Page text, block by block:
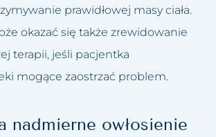
prawidłowej masy ciała.
okazać się także zrewidowanie
terapii, jeśli pacjentka
mogące zaostrzać problem.
nadmierne owłosienie